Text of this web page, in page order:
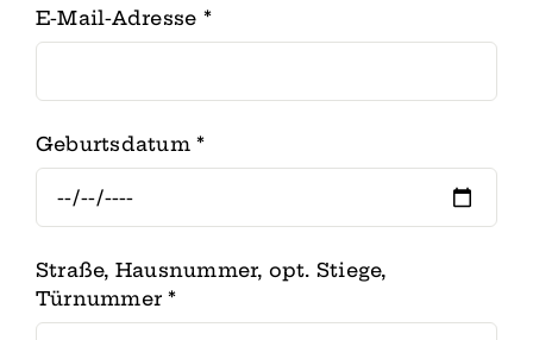
E-Mail-Adresse *
Geburtsdatum*
Straße, Hausnummer, opt. Stiege,
Türnummer*